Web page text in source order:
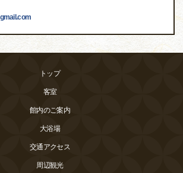
トップ
客室
館内のご案内
大浴場
交通アクセス
周辺観光